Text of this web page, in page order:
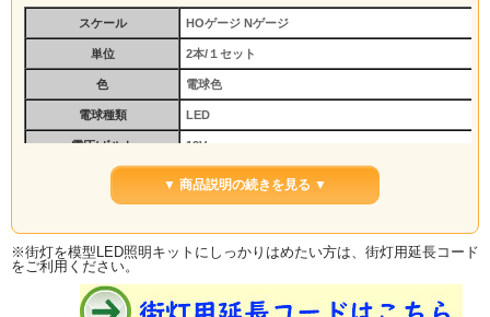
スケール HOゲージ Nゲージ
単位 2本/１セット
色 電球色
電球種類 LED
電圧/ボルト 12V
電流/アンペア ２０ｍA
サイズ 全長：７0mm リード線：40cm
その他 照明セット対応済み 取扱説明書
▼ 商品説明の続きを見る ▼
※街灯を模型LED照明キットにしっかりはめたい方は、街灯用延長コード
をご利用ください。